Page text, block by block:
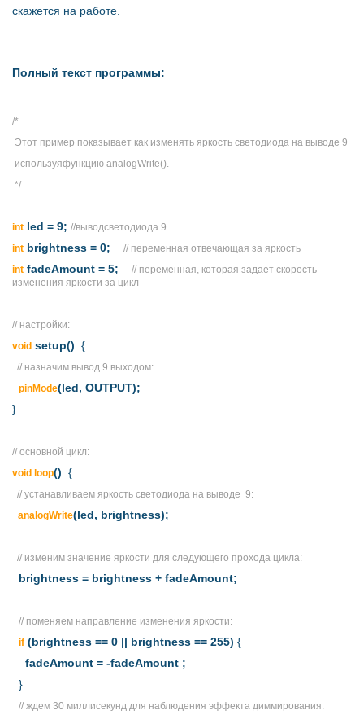
скажется на работе.
Полный текст программы:
/*
Этот пример показывает как изменять яркость светодиода на выводе 9
используяфункцию analogWrite().
*/
int led = 9; //выводсветодиода 9
int brightness = 0;
// переменная отвечающая за яркость
int fadeAmount = 5;
// переменная, которая задает скорость
изменения яркости за цикл
// настройки:
void setup() {
// назначим вывод 9 выходом:
pinMode(led, OUTPUT);
}
// основной цикл:
void loop() {
// устанавливаем яркость светодиода на выводе 9:
analogWrite(led, brightness);
// изменим значение яркости для следующего прохода цикла:
brightness = brightness + fadeAmount;
// поменяем направление изменения яркости:
if (brightness == 0 || brightness == 255) {
fadeAmount = -fadeAmount ;
}
// ждем 30 миллисекунд для наблюдения эффекта диммирования: